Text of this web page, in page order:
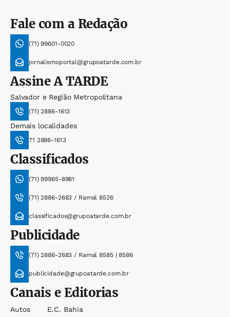
Fale com a Redação
(71) 99601-0020
jornalismoportal@grupoatarde.com.br
AssineA TARDE
Salvador e Região Metropolitana
(71) 2886-1613
Demais localidades
71 2886-1613
Classificados
(71) 99965-8961
(71) 2886-2683 / Ramal 8526
classificados@grupoatarde.com.br
Publicidade
(71) 2886-2683 / Ramal 8585 | 8586
publicidade@grupoatarde.com.br
Canais e Editorias
Autos
E.c. Bahia